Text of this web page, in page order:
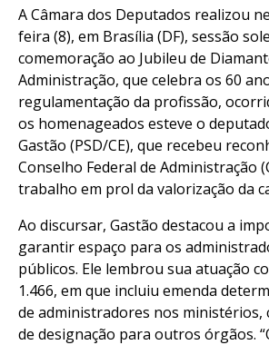
A Câmara dos Deputados realizou
feira (8), em Brasília (DF), sessão
comemoração ao Jubileu de
Administração, que celebra os 60
regulamentação da profissão,
os homenageados esteve o
Gastão (PSD/CE), que recebeu
Conselho Federal de Administração
trabalho em prol da valorização da
Ao discursar, Gastão destacou a
garantir espaço para os
públicos. Ele lembrou sua atuação
1.466, em que incluiu emenda
de administradores nos ministérios,
de designação para outros órgãos.